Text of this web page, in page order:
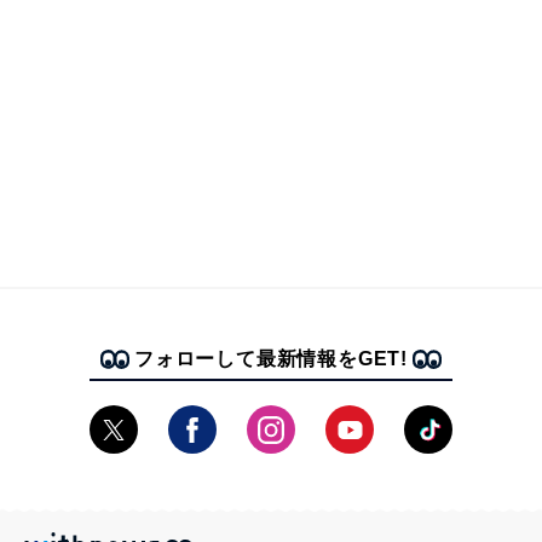
フォローして最新情報をGET!